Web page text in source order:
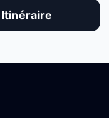
Itinéraire